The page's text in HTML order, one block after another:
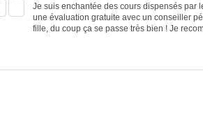
Je suis enchantée des cours dispensés par
une évaluation gratuite avec un conseiller
fille, du coup ça se passe très bien ! Je